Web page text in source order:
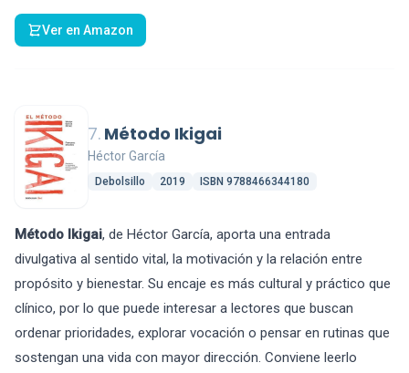
Ver en Amazon
7. Método Ikigai
Héctor García
Debolsillo 2019 ISBN 9788466344180
Método Ikigai, de Héctor García, aporta una entrada
divulgativa al sentido vital, la motivación y la relación entre
propósito y bienestar. Su encaje es más cultural y práctico que
clínico, por lo que puede interesar a lectores que buscan
ordenar prioridades, explorar vocación o pensar en rutinas que
sostengan una vida con mayor dirección. Conviene leerlo